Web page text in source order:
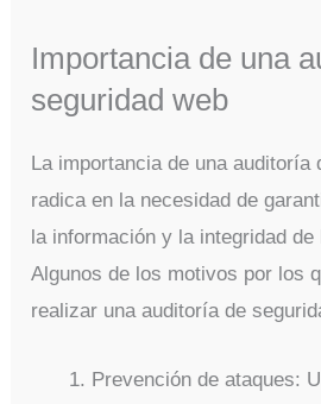
Importancia de una
seguridad web
La importancia de una auditoría
radica en la necesidad de
la información y la integridad
Algunos de los motivos por los
realizar una auditoría de
Prevención de ataques: